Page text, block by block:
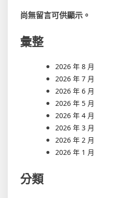
尚無留言可供顯示。
彙整
2026 年 8 月
2026 年 7 月
2026 年 6 月
2026 年 5 月
2026 年 4 月
2026 年 3 月
2026 年 2 月
2026 年 1 月
分類